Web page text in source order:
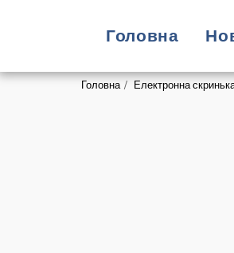
Головна
Головна Електронна